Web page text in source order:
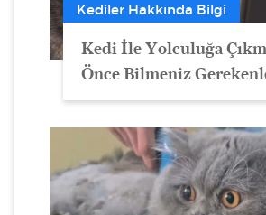
Kediler Hakkında Bilgi
Kedi İle Yolculuğa
Önce Bilmeniz